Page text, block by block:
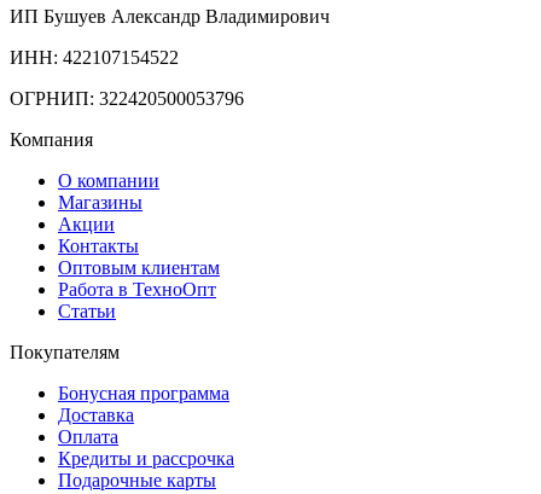
ИП Бушуев Александр Владимирович
ИНН: 422107154522
ОГРНИП: 322420500053796
Компания
О компании
Магазины
Акции
Контакты
Оптовым клиентам
Работа в ТехноОпт
Статьи
Покупателям
Бонусная программа
Доставка
Оплата
Кредиты и рассрочка
Подарочные карты